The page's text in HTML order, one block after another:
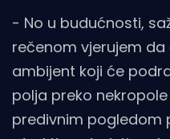
- No u budućnosti,
rečenom vjerujem
ambijent koji će
polja preko
predivnim pogledom